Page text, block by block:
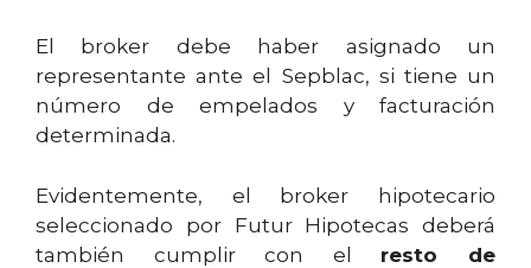
El broker debe haber asignado un
representante ante el Sepblac, si tiene un
número de empelados y facturación
determinada.
Evidentemente, el broker hipotecario
seleccionado por Futur Hipotecas deberá
también cumplir con el resto de